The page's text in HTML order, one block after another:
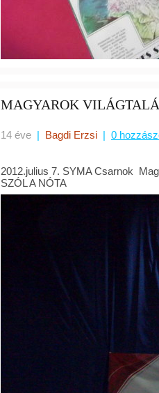
MAGYAROK
14 éve | Bagdi Erzsi | 0
2012.julius 7. SYMA Csarnok
SZÓL A NÓTA